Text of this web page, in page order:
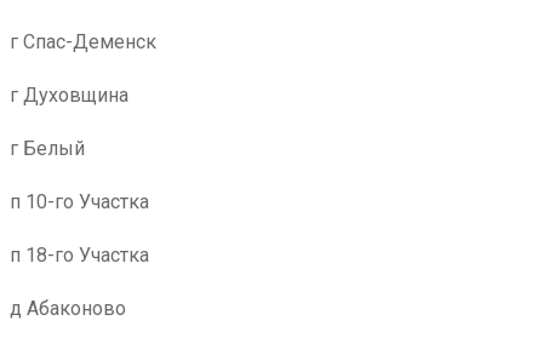
г Спас-Деменск
г Духовщина
г Белый
п 10-го Участка
п 18-го Участка
д Абаконово